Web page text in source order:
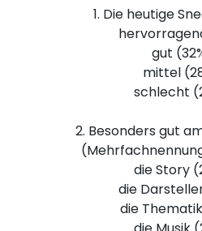
1. Die heutige
gut
mittel
schlecht
2. Besonders gut
die Story
die
die